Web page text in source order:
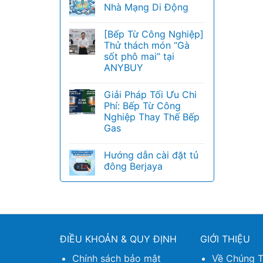
Nhà Mạng Di Động
[Bếp Từ Công Nghiệp]
Thử thách món “Gà
sốt phô mai” tại
ANYBUY
Giải Pháp Tối Ưu Chi
Phí: Bếp Từ Công
Nghiệp Thay Thế Bếp
Gas
Hướng dẫn cài đặt tủ
đông Berjaya
ĐIỀU KHOẢN & QUY ĐỊNH
Chính sách bảo mật
GIỚI THIỆU
Về Chúng